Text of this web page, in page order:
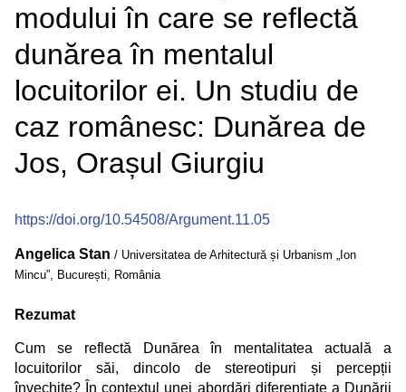
modului în care se reflectă
dunărea în mentalul
locuitorilor ei. Un studiu de
caz românesc: Dunărea de
Jos, Orașul Giurgiu
https://doi.org/10.54508/Argument.11.05
Angelica Stan / Universitatea de Arhitectură și Urbanism „Ion
Mincu”, București, România
Rezumat
Cum se reflectă Dunărea în mentalitatea actuală a
locuitorilor săi, dincolo de stereotipuri și percepții
învechite? În contextul unei abordări diferențiate a Dunării